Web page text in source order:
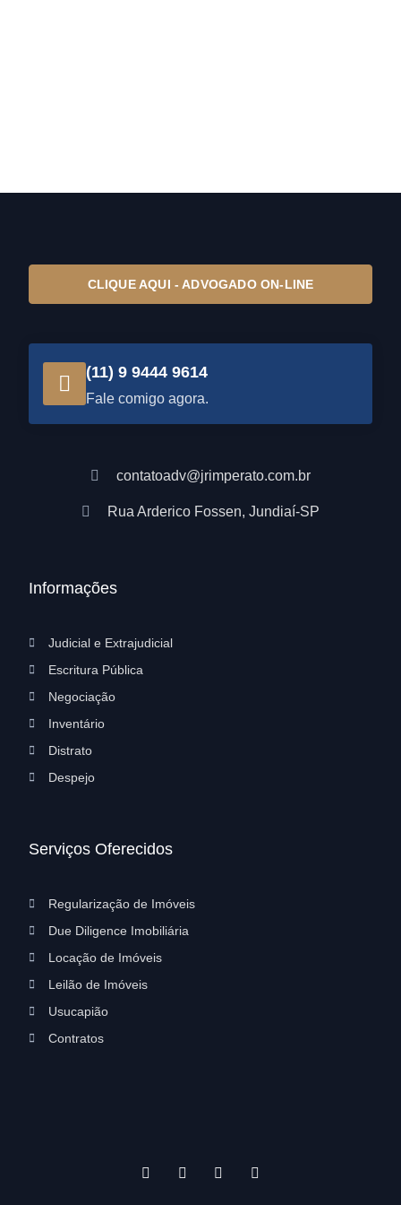
Serviços Oferecidos
Regularização de Imóveis
Due Diligence Imobiliária
Locação de Imóveis
Leilão de Imóveis
Usucapião
Contratos
Informações
Judicial e Extrajudicial
Escritura Pública
Negociação
Inventário
Distrato
Despejo
CLIQUE AQUI - ADVOGADO ON-LINE
(11) 9 9444 9614
Fale comigo agora.
contatoadv@jrimperato.com.br
Rua Arderico Fossen, Jundiaí-SP